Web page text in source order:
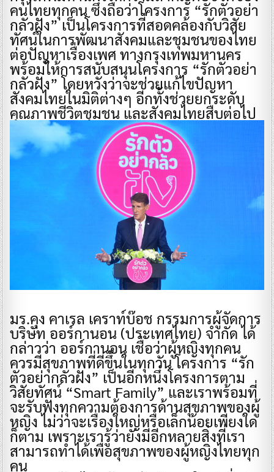
คนไทยทุกคน ซึ่งถือว่าโครงการ “รักตัวอย่า
กลัวฝัง” เป็นโครงการที่สอดคล้องกับวิสัย
ทัศน์ในการพัฒนาสังคมและชุมชนของไทย
ต่อปัญหาเรื่องเพศ ทางกรุงเทพมหานคร
พร้อมให้การสนับสนุนโครงการ “รักตัวอย่า
กลัวฝัง” โดยหวังว่าจะช่วยแก้ไขปัญหา
สังคมไทยในมิติต่างๆ อีกทั้งช่วยยกระดับ
คุณภาพชีวิตชุมชน และสังคมไทยสืบต่อไป
มร.คุง คาเรล เคราท์บ๊อช กรรมการผู้จัดการ
บริษัท ออร์กานอน (ประเทศไทย) จำกัด ได้
กล่าวว่า ออร์กานอน เชื่อว่าผู้หญิงทุกคน
ควรมีสุขภาพที่ดีขึ้นในทุกวัน โครงการ “รัก
ตัวอย่ากลัวฝัง” เป็นอีกหนึ่งโครงการตาม
วิสัยทัศน์ “Smart Family” และเราพร้อมที่
จะรับฟังทุกความต้องการด้านสุขภาพของผู้
หญิง ไม่ว่าจะเรื่องใหญ่หรือเล็กน้อยเพียงใด
ก็ตาม เพราะเรารู้ว่ายังมีอีกหลายสิ่งที่เรา
สามารถทำได้เพื่อสุขภาพของผู้หญิงไทยทุก
คน